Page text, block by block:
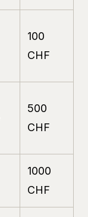
100
CHF
500
CHF
1000
CHF